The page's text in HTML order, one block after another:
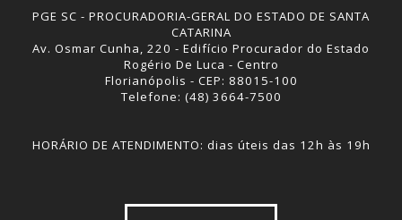
PGE SC - PROCURADORIA-GERAL DO ESTADO DE SANTA
CATARINA
Av. Osmar Cunha, 220 - Edifício Procurador do Estado
Rogério De Luca - Centro
Florianópolis - CEP: 88015-100
Telefone: (48) 3664-7500
HORÁRIO DE ATENDIMENTO: dias úteis das 12h às 19h